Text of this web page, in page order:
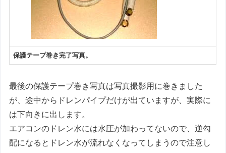
保護テープ巻き完了写真。
最後の保護テープ巻き写真は写真撮影用に巻きました
が、途中からドレンパイプだけが出ていますが、実際に
は下向きに出します。
エアコンのドレン水には水圧が加わってないので、逆勾
配になるとドレン水が流れなくなってしまうので注意し